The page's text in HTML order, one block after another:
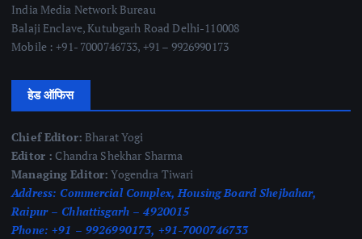
India Media Network Bureau
Balaji Enclave, Kutubgarh Road Delhi-110008
Mobile : +91- 7000746733, +91 – 9926990173
हेड ऑफिस
Chief Editor: Bharat Yogi
Editor : Chandra Shekhar Sharma
Managing Editor: Yogendra Tiwari
Address: Commercial Complex, Housing Board Shejbahar,
Raipur – Chhattisgarh – 4920015
Phone: +91 – 9926990173, +91-7000746733